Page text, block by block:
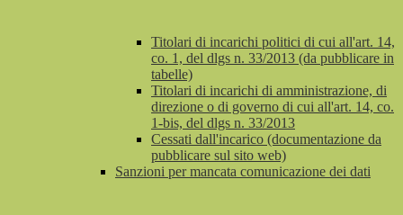
Titolari di incarichi politici di cui all'art. 14,
co. 1, del dlgs n. 33/2013 (da pubblicare in
tabelle)
Titolari di incarichi di amministrazione, di
direzione o di governo di cui all'art. 14, co.
1-bis, del dlgs n. 33/2013
Cessati dall'incarico (documentazione da
pubblicare sul sito web)
Sanzioni per mancata comunicazione dei dati